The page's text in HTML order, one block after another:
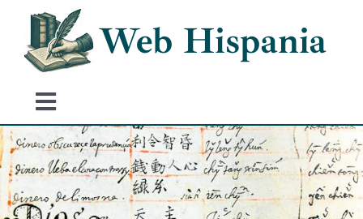
Web Hispania
Toggle
Navigation
Home
History of Spain